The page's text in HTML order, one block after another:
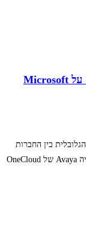
פתרונות OneCloud של Avaya יהיו זמינים על Microsoft
בין החברות
באמצעות שילוב של חבילת הפתרונות המובילה בתעשייה Avaya של OneCloud